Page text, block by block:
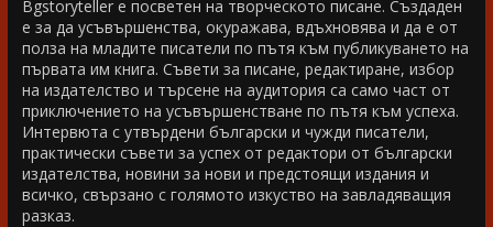
Bgstoryteller е посветен на творческото писане. Създаден
е за да усъвършенства, окуражава, вдъхновява и да е от
полза на младите писатели по пътя към публикуването на
първата им книга. Съвети за писане, редактиране, избор
на издателство и търсене на аудитория са само част от
приключението на усъвършенстване по пътя към успеха.
Интервюта с утвърдени български и чужди писатели,
практически съвети за успех от редактори от български
издателства, новини за нови и предстоящи издания и
всичко, свързано с голямото изкуство на завладяващия
разказ.